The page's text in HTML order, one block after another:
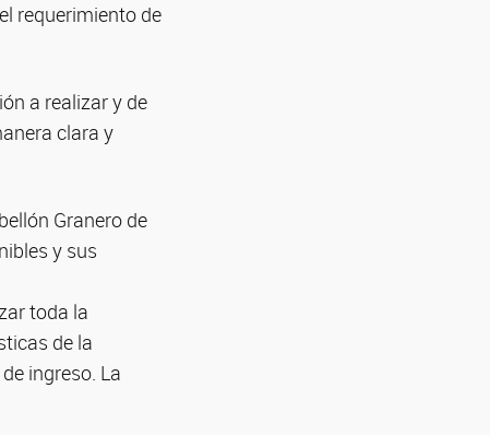
requerimiento de
a realizar y de
clara y
Granero de
y sus
toda la
de la
ingreso. La